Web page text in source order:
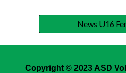
News U16
Copyright © 2023 ASD